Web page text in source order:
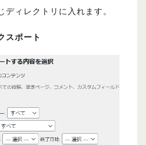
ディレクトリに入れます。
スポート